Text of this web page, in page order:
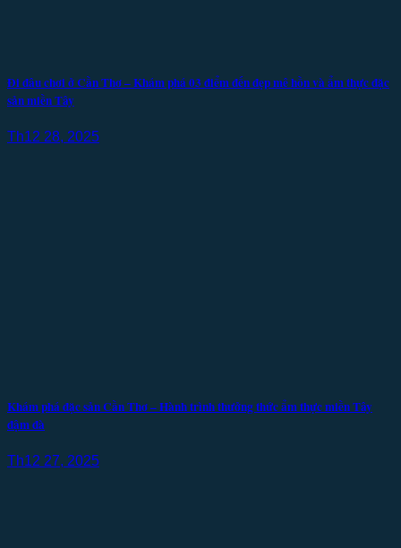
Đi đâu chơi ở Cần Thơ – Khám phá 03 điểm đến đẹp mê hồn và ẩm thực đặc
sản miền Tây
Th12 28, 2025
Khám phá đặc sản Cần Thơ – Hành trình thưởng thức ẩm thực miền Tây
đậm đà
Th12 27, 2025